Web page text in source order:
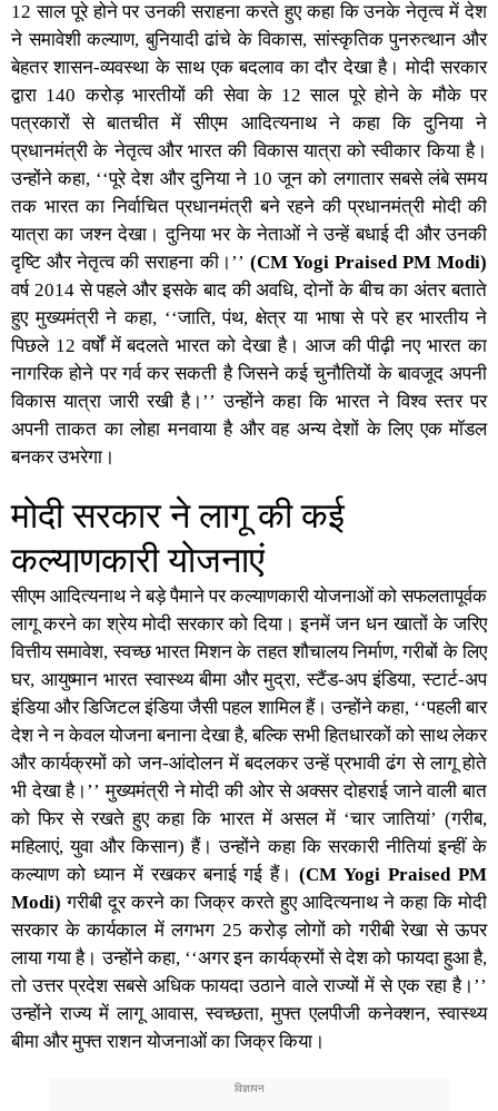
12 साल पूरे होने पर उनकी सराहना करते हुए कहा कि उनके नेतृत्व में देश
ने समावेशी कल्याण, बुनियादी ढांचे के विकास, सांस्कृतिक पुनरुत्थान और
बेहतर शासन-व्यवस्था के साथ एक बदलाव का दौर देखा है। मोदी सरकार
द्वारा 140 करोड़ भारतीयों की सेवा के 12 साल पूरे होने के मौके पर
पत्रकारों से बातचीत मेंसीएम आदित्यनाथने कहा कि दुनिया ने
प्रधानमंत्री के नेतृत्व और भारत की विकास यात्रा को स्वीकार किया है।
उन्होंने कहा, ‘‘पूरे देश और दुनिया ने 10 जून को लगातार सबसे लंबे समय
तक भारत का निर्वाचित प्रधानमंत्री बने रहने की प्रधानमंत्री मोदी की
यात्रा का जश्न देखा। दुनिया भर के नेताओं ने उन्हें बधाई दी और उनकी
दृष्टि और नेतृत्व की सराहना की।’’ (CM Yogi Praised PM Modi)
वर्ष 2014 से पहले और इसके बाद की अवधि, दोनों के बीच का अंतर बताते
हुए मुख्यमंत्री ने कहा, ‘‘जाति, पंथ, क्षेत्र या भाषा से परे हर भारतीय ने
पिछले 12 वर्षों में बदलते भारत को देखा है। आज की पीढ़ी नए भारत का
नागरिक होने पर गर्व कर सकती है जिसने कई चुनौतियों के बावजूद अपनी
विकास यात्रा जारी रखी है।’’ उन्होंने कहा कि भारत ने विश्व स्तर पर
अपनी ताकत का लोहा मनवाया है और वह अन्य देशों के लिए एक मॉडल
बनकर उभरेगा।
मोदी सरकार ने लागू की कई
कल्याणकारी योजनाएं
सीएम आदित्यनाथने बड़े पैमाने पर कल्याणकारी योजनाओं को सफलतापूर्वक
लागू करने का श्रेय मोदी सरकार को दिया। इनमें जन धन खातों के जरिए
वित्तीय समावेश, स्वच्छ भारत मिशन के तहत शौचालय निर्माण, गरीबों के लिए
घर, आयुष्मान भारत स्वास्थ्य बीमा और मुद्रा, स्टैंड-अप इंडिया, स्टार्ट-अप
इंडिया और डिजिटल इंडिया जैसी पहल शामिल हैं। उन्होंने कहा, ‘‘पहली बार
देश ने न केवल योजना बनाना देखा है, बल्कि सभी हितधारकों को साथ लेकर
और कार्यक्रमों को जन-आंदोलन में बदलकर उन्हें प्रभावी ढंग से लागू होते
भी देखा है।’’ मुख्यमंत्री ने मोदी की ओर से अक्सर दोहराई जाने वाली बात
को फिर से रखते हुए कहा कि भारत में असल में ‘चार जातियां’ (गरीब,
महिलाएं, युवा और किसान) हैं। उन्होंने कहा कि सरकारी नीतियां इन्हीं के
कल्याण को ध्यान में रखकर बनाई गई हैं।(CM Yogi Praised PM
Modi)गरीबी दूर करने का जिक्र करते हुए आदित्यनाथ ने कहा कि मोदी
सरकार के कार्यकाल में लगभग 25 करोड़ लोगों को गरीबी रेखा से ऊपर
लाया गया है। उन्होंने कहा, ‘‘अगर इन कार्यक्रमों से देश को फायदा हुआ है,
तो उत्तर प्रदेश सबसे अधिक फायदा उठाने वाले राज्यों में से एक रहा है।’’
उन्होंने राज्य में लागू आवास, स्वच्छता, मुफ्त एलपीजी कनेक्शन, स्वास्थ्य
बीमा और मुफ्त राशन योजनाओं का जिक्र किया।